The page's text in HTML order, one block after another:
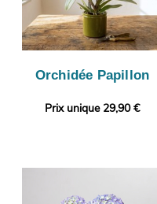
Orchidée Papillon
Prix unique 29,90 €